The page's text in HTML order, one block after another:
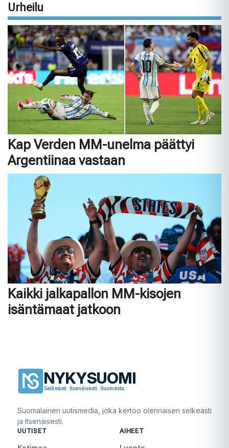
Urheilu
Kap Verden MM-unelma päättyi
Argentiinaa vastaan
Kaikki jalkapallon MM-kisojen
isäntämaat jatkoon
NYKYSUOMI
Selkeästi. Itsenäisesti. Suomesta.
Suomalainen uutismedia, joka kertoo olennaisen selkeästi
ja itsenäisesti.
UUTISET AIHEET